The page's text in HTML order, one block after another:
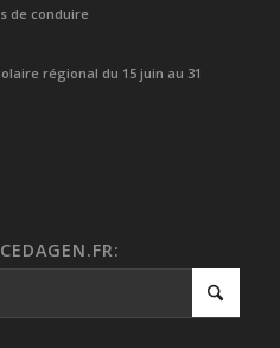
de conduire
régional du 15 juin au 31